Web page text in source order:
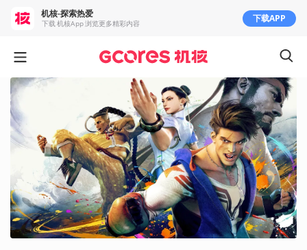
机核-探索热爱
下载 机核App 浏览更多精彩内容 下载APP